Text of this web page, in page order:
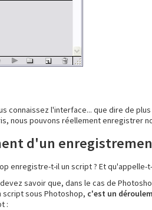
connaissez l'interface... que dire de plus
nous pouvons réellement enregistrer
d'un
enregistre-t-il un script ? Et qu'appelle-
savoir que, dans le cas de
script sous Photoshop, c'est un
: